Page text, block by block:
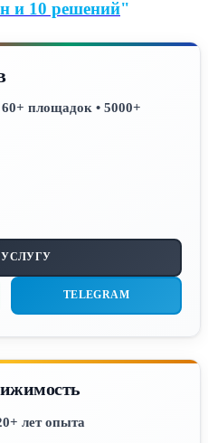
и 10 решений"
60+ площадок • 5000+
УСЛУГУ
TELEGRAM
лет опыта